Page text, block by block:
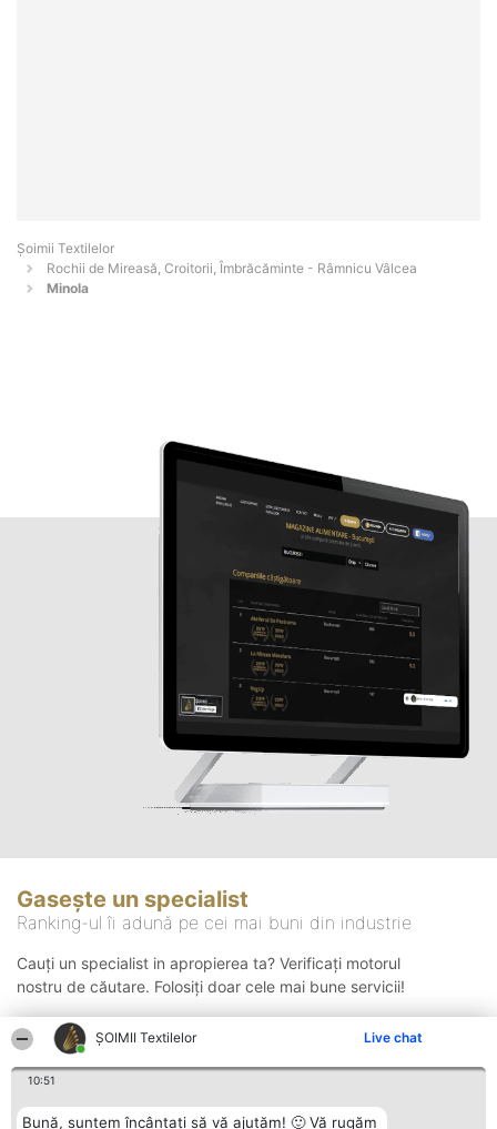
ȘOIMII Textilelor Live chat
10:51
Bună, suntem încântați să vă ajutăm! 🙂 Vă rugăm
Șoimii Textilelor
Rochii de Mireasă, Croitorii, Îmbrăcăminte - Râmnicu Vâlcea
Minola
Gasește un specialist
Ranking-ul îi adună pe cei mai buni din industrie
Cauți un specialist in apropierea ta? Verificați motorul
nostru de căutare. Folosiți doar cele mai bune servicii!